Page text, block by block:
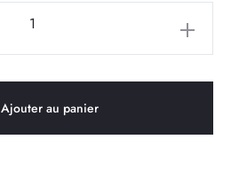
Ajouter au panier